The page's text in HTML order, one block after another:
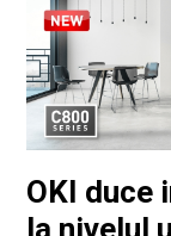
OKI duce
la nivelul